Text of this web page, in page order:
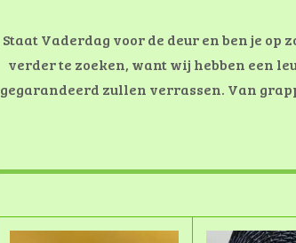
Staat Vaderdag voor de deur en ben je
verder te zoeken, want wij hebben een
gegarandeerd zullen verrassen. Van